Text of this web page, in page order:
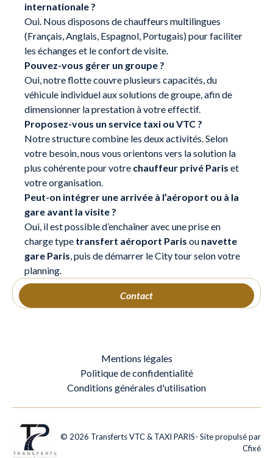
Contact
internationale ?
Oui. Nous disposons de chauffeurs multilingues
(Français, Anglais, Espagnol, Portugais) pour faciliter
les échanges et le confort de visite.
Pouvez-vous gérer un groupe ?
Oui, notre flotte couvre plusieurs capacités, du
véhicule individuel aux solutions de groupe, afin de
dimensionner la prestation à votre effectif.
Proposez-vous un service taxi ou VTC ?
Notre structure combine les deux activités. Selon
votre besoin, nous vous orientons vers la solution la
plus cohérente pour votre chauffeur privé Paris et
votre organisation.
Peut-on intégrer une arrivée à l’aéroport ou à la
gare avant la visite ?
Oui, il est possible d’enchaîner avec une prise en
charge type transfert aéroport Paris ou navette
gare Paris, puis de démarrer le City tour selon votre
planning.
Mentions légales
Politique de confidentialité
Conditions générales d'utilisation
© 2026 Transferts VTC & TAXI PARIS- Site propulsé par
Cfixé